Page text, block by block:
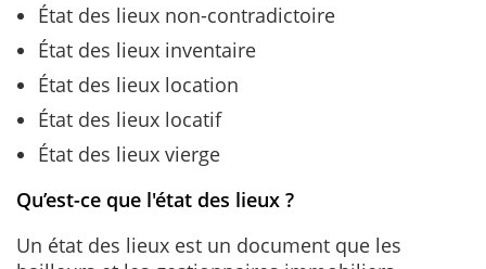
État des lieux non-contradictoire
État des lieux inventaire
État des lieux location
État des lieux locatif
État des lieux vierge
Qu’est-ce que l'état des lieux ?
Un état des lieux est un document que les